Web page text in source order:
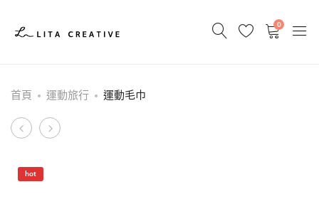
0
首頁 運動旅行 運動毛巾
Product
彩
防
電
布
hot